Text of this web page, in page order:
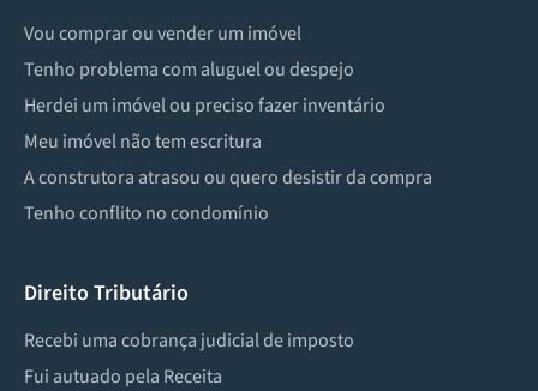
Vou comprar ou vender um imóvel
Tenho problema com aluguel ou despejo
Herdei um imóvel ou preciso fazer inventário
Meu imóvel não tem escritura
A construtora atrasou ou quero desistir da compra
Tenho conflito no condomínio
Direito Tributário
Recebi uma cobrança judicial de imposto
Fui autuado pela Receita